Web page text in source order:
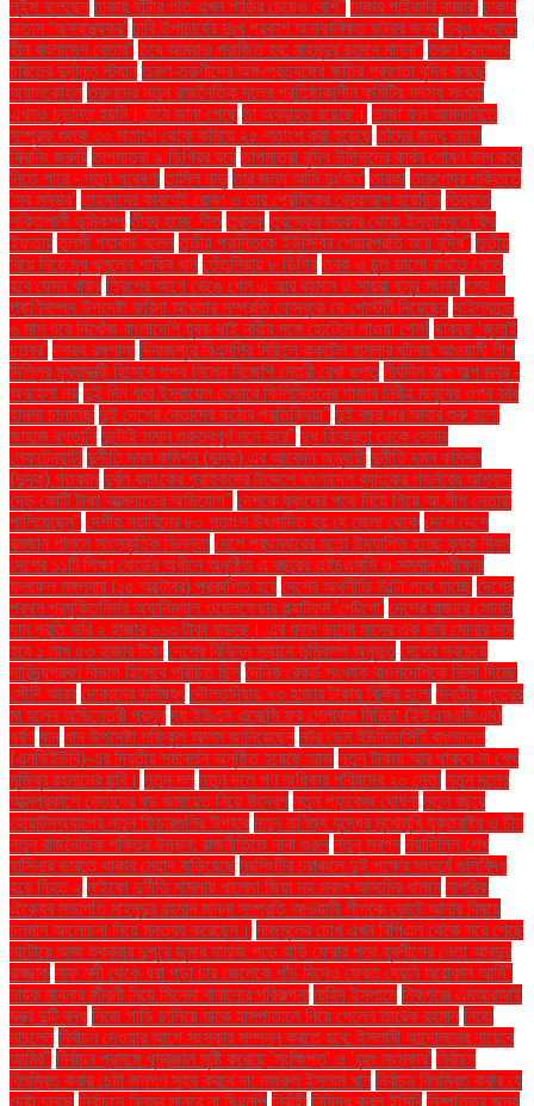
লুইস বলেছেন ঢাকায় হাঁটার গতি এখন গাড়ির চেয়েও বেশি'' ঢাকার পাইকারি বাজার' ঢাকার
বাতাস ‘অস্বাস্থ্যকর’ ঢাবি উপাচার্যের দুঃখ প্রকাশ অনাকাঙ্ক্ষিত ঘটনার জন্য তবুও শ্রোতা
হীন বাংলাদেশ বেতার” তবে আমরাও পরাজিত হব: মাহমুদুর রহমান মান্না" তরুণ ট্রাম্পের
চরিত্রে দুর্দান্ত স্ট্যান তরুণ-তরুণীদের অঙ্গ-প্রত্যঙ্গের ক্ষতির প্রবণতা বৃদ্ধি করছে
অ্যালকোহল তরুণদের নতুন রাজনৈতিক দলের প্রতিষ্ঠাকালীন কমিটির সদস্য সংখ্যা
এখনও চূড়ান্ত হয়নি। তবে জানা গেছে তা অব্যাহত রয়েছে। তাজা ফল আমদানিতে
সম্পূরক শুল্ক ৩০ শতাংশ থেকে কমিয়ে ২৫ শতাংশ করা হয়েছে তাঁদের জন্য আগে
স্ক্রিনিং জরুরি তাপমাত্রা ৯ ডিগ্রির ঘরে তাপমাত্রা বৃদ্ধি উদ্ভিদের কার্বন শোষণ বন্ধ করে
দিতে পারে - নতুন গবেষণা তামিল নাড়ু তার জন্য আমি দুঃখিত' তারকা তারুণ্যের শক্তিতে
‘সব সম্ভব’ তাহসানের কারণেই রোজা ও তার প্রেমিকের ব্রেকআপ হয়েছিল তিব্বতে
শক্তিশালী ভূমিকম্প তীব্র হচ্ছে শীত তুরস্ক তুরস্কের সরকার থেকে ইস্তানবুলে ফ্রি
ইফতার তুলসী গ্যাবার্ড বলেন তৃতীয় প্রান্তিকে ইউসিবির শেয়ারপ্রতি আয় বৃদ্ধি" তৃতীয়
বিয়ে নিয়ে মুখ খুললেন শাকিব খান তেঁতুলিয়ায় ৮ ডিগ্রি ত্বক ও চুল ভালো রাখতে খেতে
হবে যেসব খাবার ত্রিশের আগে ভেঙে গেল এ আর রহমান ও সায়রা বানুর সংসার ৎস্য ও
প্রাণিসম্পদ উপদেষ্টা ফরিদা আখতার সম্প্রতি ফেসবুকে যে পোস্টটি দিয়েছেন থাইল্যান্ডে
৬ মাস ধরে নিখোঁজ বাংলাদেশি যুবক থাই নারীর সঙ্গে হোটেলে পাওয়া গেল! থাকছে ‘জুলাই
চত্বর’ দশরথ রঙ্গশালা দিনাজপুরে বিএনপির মিছিলে ককটেল হামলার ঘটনায় আওয়ামী লীগ
দিল্লির মুখ্যমন্ত্রী হিসেবে শপথ নিলেন বিজেপি নেত্রী রেখা গুপ্ত দীর্ঘদিন অল্প অল্প জ্বর -
অবহেলা নয় দুই দিন ধরে ইসরায়েল যেভাবে ফিলিস্তিনের গাজার নিরীহ মানুষের ওপর বর্বর
হামলা চালাচ্ছে দুই দেশের নেতাদের কঠোর প্রতিক্রিয়া" দুই বছর পর আবার শুরু হলো
জাহাজ রপ্তানি দুটোই সমান গুরুত্বপূর্ণ মনে করে" দুধ বিক্রেতা থেকে সেনার
লেফটেন্যান্ট! দুর্নীতি দমন কমিশন (দুদক) এর আবেদন অনুযায়ী দুর্নীতি দমন কমিশন
(দুদক) গতকাল দুর্বল ব্যাংকের গ্রাহকদের উদ্দেশে বাংলাদেশ ব্যাংকের গভর্নরের আশ্বাস
দেড় কোটি টাকা আত্মসাতের অভিযোগ" দেশকে ধ্বংসের পথে নিয়ে গিয়ে আ.লীগ নেতারা
পালিয়েছেন" দেশীয় সয়াবিনের ৮০ শতাংশ উৎপাদিত হয় যে জেলা থেকে দেশে দেশে
রমজান পালনে সাংস্কৃতিক ভিন্নতা দেশে প্রথমবারের মতো উদযাপিত হচ্ছে কৃষক দিবস
দেশের ১১টি শিক্ষা বোর্ডের অধীনে অনুষ্ঠিত এ বছরের এইচএসসি ও সমমান পরীক্ষার
ফলাফল মঙ্গলবার (১৫ অক্টোবর) প্রকাশিত হবে দেশের অর্থনীতি উল্টো পথে যাচ্ছে দেশের
প্রথম প্রযুক্তিনির্ভর অ্যানিম্যাল ওয়েলফেয়ার প্ল্যাটফর্ম 'পেটগো' দেশের বাজারে সোনার
দাম প্রতি ভরি ২ হাজার ৬১৩ টাকা বাড়ছে। এর ফলে ভালো মানের এক ভরি সোনার দাম
হবে ১ লাখ ৫৩ হাজার টাকা দেশের বিভিন্ন স্থানে ভূমিকম্প অনুভূত দেশের সবচেয়ে
দারিদ্র্যপ্রবণ বিভাগ হিসেবে পরিচিত ছিল দৈনিক রেকর্ড সংখ্যক বাংলাদেশিকে ভিসা দিচ্ছে
সৌদি আরব দোকানের ভবিষ্যৎ দৌলতদিয়ায় ৭৩ হাজার টাকায় বিক্রি হলো দ্বিতীয় পুত্রের
মা হলেন অভিনেত্রী প্রসূন দ্য ইউএস এজেন্সি ফর গ্লোবাল মিডিয়া (ইউএসএজিএম)
ধর্ষণ ধান ধান উপদেষ্টা শফিকুল আলম জানিয়েছেন নটর ডেম ইউনিভার্সিটি বাংলাদেশ
(এনডিইউবি)-এর দ্বিতীয় সমাবর্তন অনুষ্ঠিত হয়েছে আজ নতুন টাকায় আর থাকবে না শেখ
মুজিবুর রহমানের ছবি। নতুন দল নতুন দলে গণ অধিকার পরিষদের ২০ নেতা নতুন দলের
আত্মপ্রকাশে নেতাদের বড় জমায়েত নিয়ে উদ্বেগ নতুন প্যাকেজ ঘোষণা নতুন বছরে
হোয়াটসঅ্যাপের নতুন ফিচারগুলির উপহার নতুন বাণিজ্য যুদ্ধের মুখোমুখি যুক্তরাষ্ট্র ও চীন
নতুন রাজনৈতিক শক্তির উদ্ভব: রাজনীতিতে নানা গুঞ্জন নতুন স্বপ্ন নয়াদিল্লি শেখ
হাসিনার ভারতে থাকার মেয়াদ বাড়িয়েছে নরসিংদীর চরাঞ্চলে দুই পক্ষের সংঘর্ষে গুলিবিদ্ধ
হয়ে নিহত ২ নাইকো দুর্নীতি মামলায় খালেদা জিয়া সহ সকল আসামির খালাস নাগরিক
ঐক্যের সভাপতি মাহমুদুর রহমান মান্না সম্প্রতি আওয়ামী লীগকে ভোটে আনার বিষয়ে
চলমান আলোচনা নিয়ে মন্তব্য করেছেন। নাজমুলের চোখ এখন বিপিএল থেকে সরে গেছে
নাটোরে আজ শুক্রবার দুপুরে জুমার নামাজ পড়ে বাড়ি ফেরার পথে যুবলীগের নেতা আবদুর
রাজ্জাক নাফ নদী থেকে ধরা পড়া চার জেলেকে পাঁচ দিনেও ফেরত দেয়নি আরাকান আর্মি"
নায়ক মান্নার জীবনী নিয়ে সিনেমা বানানোর পরিকল্পনা নাহিদ ইসলামে নিকগঞ্জে এমআরআই
যন্ত্র দুটি বন্ধ নিজে গাড়ি চালিয়ে মাকে হাসপাতালে নিয়ে গেলেন তারেক রহমান নিজে
নাচলেন নির্বাচন দেওয়ার আগে সংস্কার সম্পন্ন করতে হবে: ইসলামী আন্দোলনের নায়েবে
আমির" নির্বাচন প্রসঙ্গে ধূম্রজাল সৃষ্টি করেছে 'সংক্ষিপ্ত' ও 'বৃহৎ সংস্কার' নির্বাচন
বিলম্বিত করার চেষ্টা জনগণ সহ্য করবে না: নজরুল ইসলাম খান নির্বাচন বিলম্বিত করার যে
চেষ্টা চলছে নির্বাচনে বিলম্ব মানবে না বিএনপি নির্বাহী নিষিদ্ধ করল ইসিবি নিষ্পত্তির জন্য